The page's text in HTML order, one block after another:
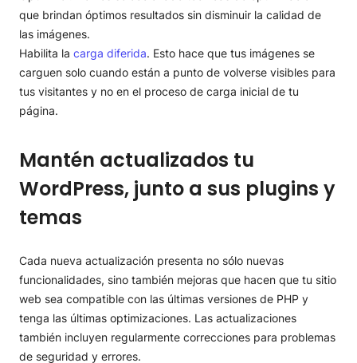
que brindan óptimos resultados sin disminuir la calidad de
las imágenes.
Habilita la carga diferida. Esto hace que tus imágenes se
carguen solo cuando están a punto de volverse visibles para
tus visitantes y no en el proceso de carga inicial de tu
página.
Mantén actualizados tu
WordPress, junto a sus plugins y
temas
Cada nueva actualización presenta no sólo nuevas
funcionalidades, sino también mejoras que hacen que tu sitio
web sea compatible con las últimas versiones de PHP y
tenga las últimas optimizaciones. Las actualizaciones
también incluyen regularmente correcciones para problemas
de seguridad y errores.